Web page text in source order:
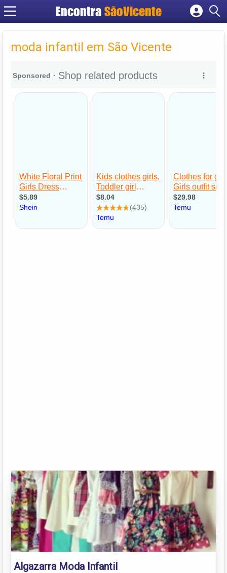
Encontra SãoVicente
Cadastrar empresa
Fazer login
Criar conta
moda infantil em São Vicente
Algazarra Moda Infantil